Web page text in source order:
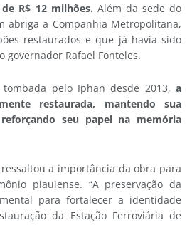
R$ 12 milhões. Além da sede do
abriga a Companhia Metropolitana,
restaurados e que já havia sido
governador Rafael Fonteles.
pelo Iphan desde 2013, a
restaurada, mantendo sua
seu papel na memória
a importância da obra para
piauiense. “A preservação da
para fortalecer a identidade
da Estação Ferroviária de